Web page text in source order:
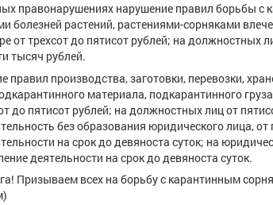
правонарушениях нарушение правил борьбы с
растений, растениями-сорняками
трехсот до пятисот рублей; на должностных
тысяч рублей.
производства, заготовки, перевозки,
материала, подкарантинного
до пятисот рублей; на должностных лиц от
без образования юридического лица, от
на срок до девяноста суток; на
деятельности на срок до девяноста суток.
Призываем всех на борьбу с карантинным